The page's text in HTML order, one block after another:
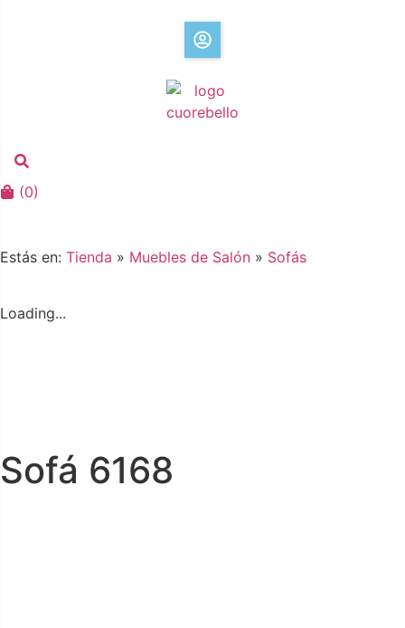
(0)
Estás en: Tienda » Muebles de Salón » Sofás
Loading...
Sofá 6168